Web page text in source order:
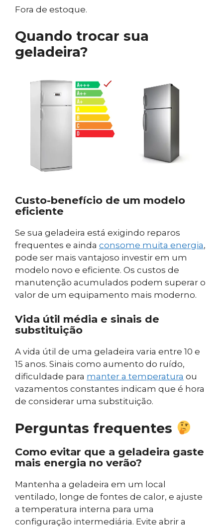
Fora de estoque.
Quando trocar sua
geladeira?
Custo-benefício de um modelo
eficiente
Se sua geladeira está exigindo reparos
frequentes e ainda consome muita energia,
pode ser mais vantajoso investir em um
modelo novo e eficiente. Os custos de
manutenção acumulados podem superar o
valor de um equipamento mais moderno.
Vida útil média e sinais de
substituição
A vida útil de uma geladeira varia entre 10 e
15 anos. Sinais como aumento do ruído,
dificuldade para manter a temperatura ou
vazamentos constantes indicam que é hora
de considerar uma substituição.
Perguntas frequentes
Como evitar que a geladeira gaste
mais energia no verão?
Mantenha a geladeira em um local
ventilado, longe de fontes de calor, e ajuste
a temperatura interna para uma
configuração intermediária. Evite abrir a